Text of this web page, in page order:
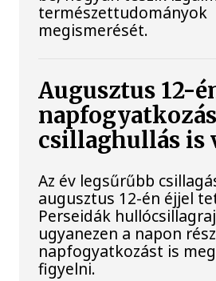
természettudományok
megismerését.
Augusztus 12-
csillaghullás is
Az év legsűrűbb
augusztus 12-én éjjel
Perseidák
ugyanezen a napon
napfogyatkozást is
figyelni.